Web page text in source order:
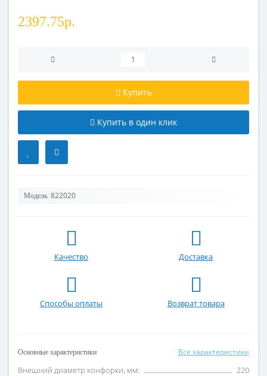
2397.75р.
Купить
Купить в один клик
Модель: 822020
Качество Доставка
Способы оплаты Возврат товара
Основные характеристики Все характеристики
Внешний диаметр конфорки, мм:
220